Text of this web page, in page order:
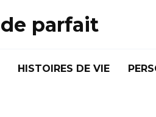
parfait
HISTOIRES DE VIE